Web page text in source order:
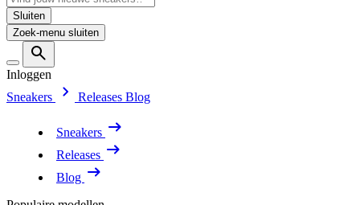
Sluiten
Zoek-menu sluiten
Inloggen
Sneakers
Releases Blog
Sneakers
Releases
Blog